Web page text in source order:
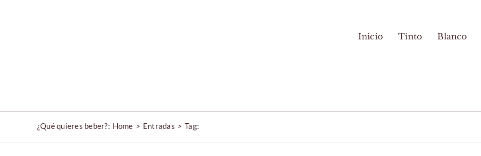
Inicio Tinto Blanco
¿Qué quieres beber?: Home Entradas Tag: